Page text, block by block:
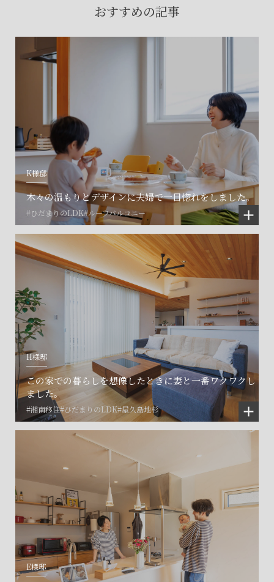
おすすめの記事
K様邸
木々の温もりとデザインに夫婦で一目惚れをしました。
#ひだまりのLDK#ルーフバルコニー
H様邸
この家での暮らしを想像したときに妻と一番ワクワクし
ました。
#湘南移住#ひだまりのLDK#屋久島地杉
E様邸
ご相談はこちら
©SET inc.